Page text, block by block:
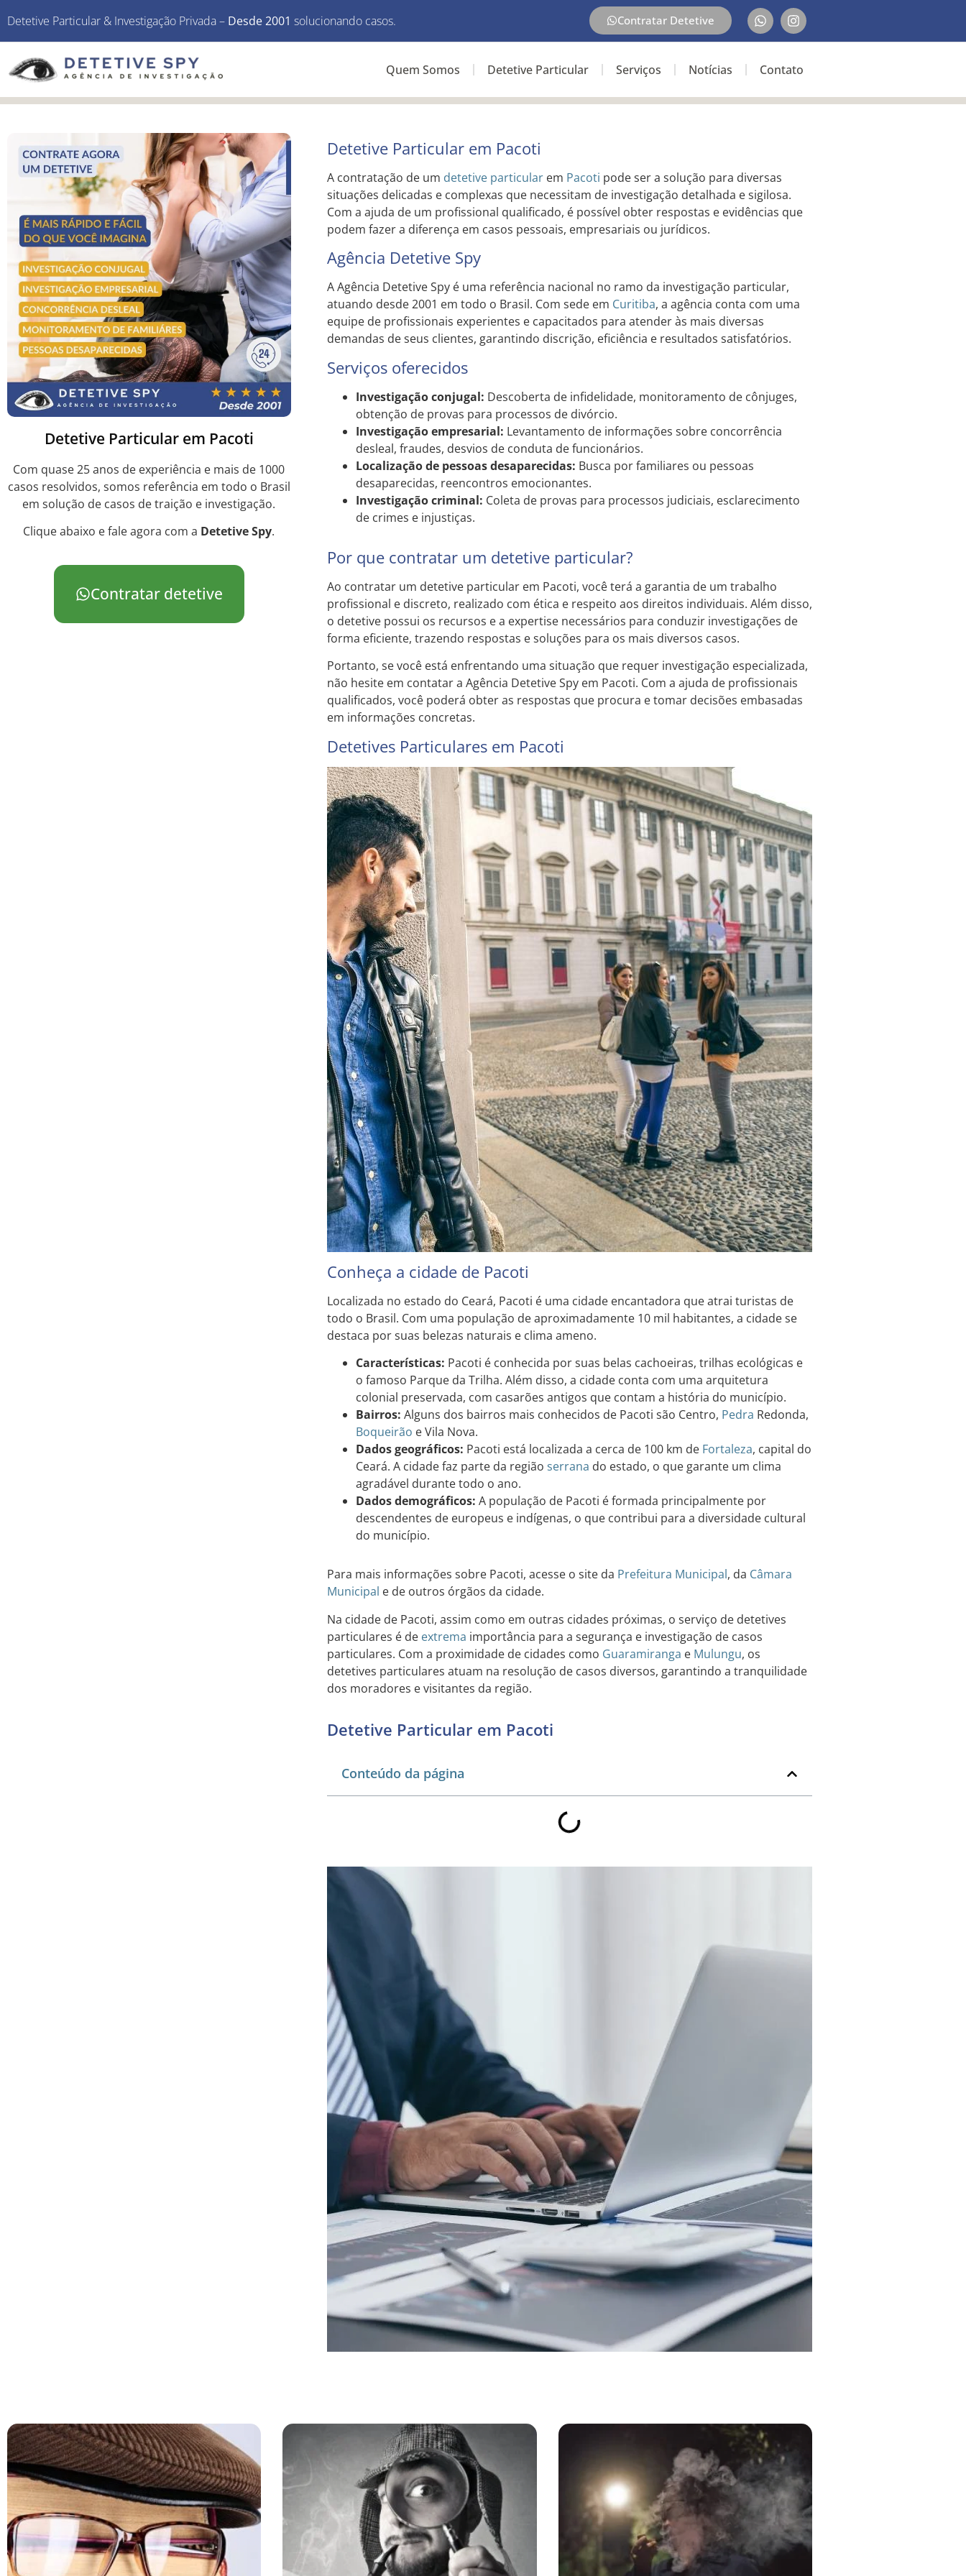
Detetive Particular & Investigação Privada – Desde 2001 solucionando casos. Contratar Detetive
Quem Somos Detetive Particular Serviços Notícias Contato
Detetive Particular em Pacoti
Com quase 25 anos de experiência e mais de 1000
casos resolvidos, somos referência em todo o Brasil
em solução de casos de traição e investigação.
Clique abaixo e fale agora com a Detetive Spy.
Contratar detetive
Detetive Particular em Pacoti
A contratação de um detetive particularem Pacoti pode ser a solução para diversas
situações delicadas e complexas que necessitam de investigação detalhada e sigilosa.
Com a ajuda de um profissional qualificado, é possível obter respostas e evidências que
podem fazer a diferença em casos pessoais, empresariais ou jurídicos.
Agência Detetive Spy
A Agência Detetive Spy é uma referência nacional no ramo da investigação particular,
atuando desde 2001 em todo o Brasil. Com sede em Curitiba, a agência conta com uma
equipe de profissionais experientes e capacitados para atender às mais diversas
demandas de seus clientes, garantindo discrição, eficiência e resultados satisfatórios.
Serviços oferecidos
Investigação conjugal: Descoberta de infidelidade, monitoramento de cônjuges,
obtenção de provas para processos de divórcio.
Investigação empresarial: Levantamento de informações sobre concorrência
desleal, fraudes, desvios de conduta de funcionários.
Localização de pessoas desaparecidas: Busca por familiares ou pessoas
desaparecidas, reencontros emocionantes.
Investigação criminal: Coleta de provas para processos judiciais, esclarecimento
de crimes e injustiças.
Por que contratar um detetive particular?
Ao contratar um detetive particular em Pacoti, você terá a garantia de um trabalho
profissional e discreto, realizado com ética e respeito aos direitos individuais. Além disso,
o detetive possui os recursos e a expertise necessários para conduzir investigações de
forma eficiente, trazendo respostas e soluções para os mais diversos casos.
Portanto, se você está enfrentando uma situação que requer investigação especializada,
não hesite em contatar a Agência Detetive Spy em Pacoti. Com a ajuda de profissionais
qualificados, você poderá obter as respostas que procura e tomar decisões embasadas
em informações concretas.
Detetives Particulares em Pacoti
Conheça a cidade de Pacoti
Localizada no estado do Ceará, Pacoti é uma cidade encantadora que atrai turistas de
todo o Brasil. Com uma população de aproximadamente 10 mil habitantes, a cidade se
destaca por suas belezas naturais e clima ameno.
Características: Pacoti é conhecida por suas belas cachoeiras, trilhas ecológicas e
o famoso Parque da Trilha. Além disso, a cidade conta com uma arquitetura
colonial preservada, com casarões antigos que contam a história do município.
Bairros: Alguns dos bairros mais conhecidos de Pacoti são Centro, Pedra Redonda,
Boqueirão e Vila Nova.
Dados geográficos: Pacoti está localizada a cerca de 100 km de Fortaleza, capital do
Ceará. A cidade faz parte da região serrana do estado, o que garante um clima
agradável durante todo o ano.
Dados demográficos: A população de Pacoti é formada principalmente por
descendentes de europeus e indígenas, o que contribui para a diversidade cultural
do município.
Para mais informações sobre Pacoti, acesse o site da Prefeitura Municipal, da Câmara
Municipal e de outros órgãos da cidade.
Na cidade de Pacoti, assim como em outras cidades próximas, o serviço de detetives
particulares é de extrema importância para a segurança e investigação de casos
particulares. Com a proximidade de cidades como Guaramiranga e Mulungu, os
detetives particulares atuam na resolução de casos diversos, garantindo a tranquilidade
dos moradores e visitantes da região.
Detetive Particular em Pacoti
Conteúdo da página